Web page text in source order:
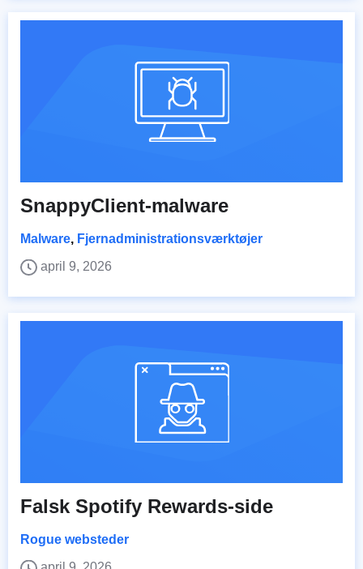
SnappyClient-malware
Malware, Fjernadministrationsværktøjer
april 9, 2026
Falsk Spotify Rewards-side
Rogue websteder